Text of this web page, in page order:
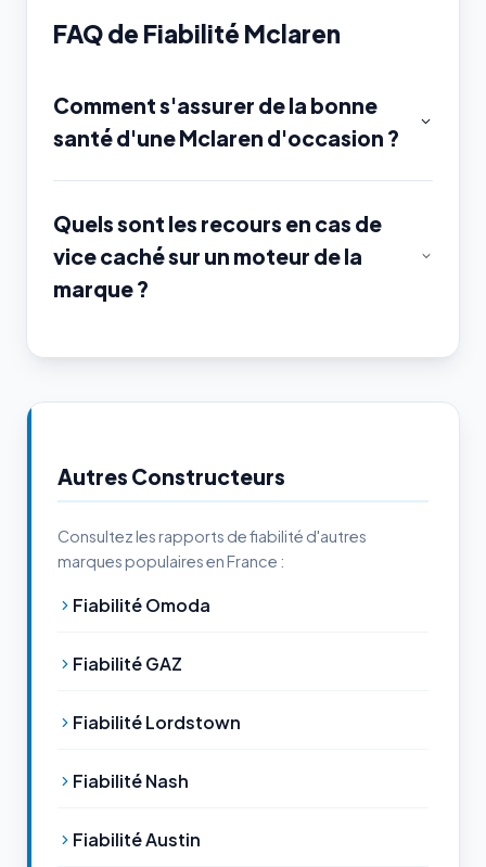
FAQ de Fiabilité Mclaren
Comment s'assurer de la bonne
santé d'une Mclaren d'occasion ?
Quels sont les recours en cas de
vice caché sur un moteur de la
marque ?
Autres Constructeurs
Consultez les rapports de fiabilité d'autres
marques populaires en France :
Fiabilité Omoda
Fiabilité GAZ
Fiabilité Lordstown
Fiabilité Nash
Fiabilité Austin